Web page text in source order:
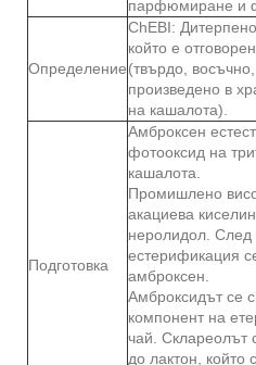
парфюмиране и
Определение
ChEBI:
който е
(твърдо,
произведено в
на кашалота).
Подготовка
Амброксен
фотооксид на
кашалота.
Промишлено
акациева
неролидол. След
естерификация
амброксен.
Амброксидът се
компонент на
чай. Склареолът
до лактон, който